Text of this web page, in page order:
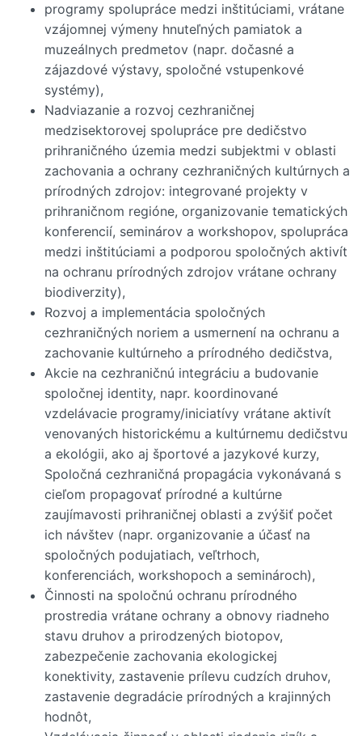
programy spolupráce medzi inštitúciami, vrátane
vzájomnej výmeny hnuteľných pamiatok a
muzeálnych predmetov (napr. dočasné a
zájazdové výstavy, spoločné vstupenkové
systémy),
Nadviazanie a rozvoj cezhraničnej
medzisektorovej spolupráce pre dedičstvo
prihraničného územia medzi subjektmi v oblasti
zachovania a ochrany cezhraničných kultúrnych a
prírodných zdrojov: integrované projekty v
prihraničnom regióne, organizovanie tematických
konferencií, seminárov a workshopov, spolupráca
medzi inštitúciami a podporou spoločných aktivít
na ochranu prírodných zdrojov vrátane ochrany
biodiverzity),
Rozvoj a implementácia spoločných
cezhraničných noriem a usmernení na ochranu a
zachovanie kultúrneho a prírodného dedičstva,
Akcie na cezhraničnú integráciu a budovanie
spoločnej identity, napr. koordinované
vzdelávacie programy/iniciatívy vrátane aktivít
venovaných historickému a kultúrnemu dedičstvu
a ekológii, ako aj športové a jazykové kurzy,
Spoločná cezhraničná propagácia vykonávaná s
cieľom propagovať prírodné a kultúrne
zaujímavosti prihraničnej oblasti a zvýšiť počet
ich návštev (napr. organizovanie a účasť na
spoločných podujatiach, veľtrhoch,
konferenciách, workshopoch a seminároch),
Činnosti na spoločnú ochranu prírodného
prostredia vrátane ochrany a obnovy riadneho
stavu druhov a prirodzených biotopov,
zabezpečenie zachovania ekologickej
konektivity, zastavenie prílevu cudzích druhov,
zastavenie degradácie prírodných a krajinných
hodnôt,